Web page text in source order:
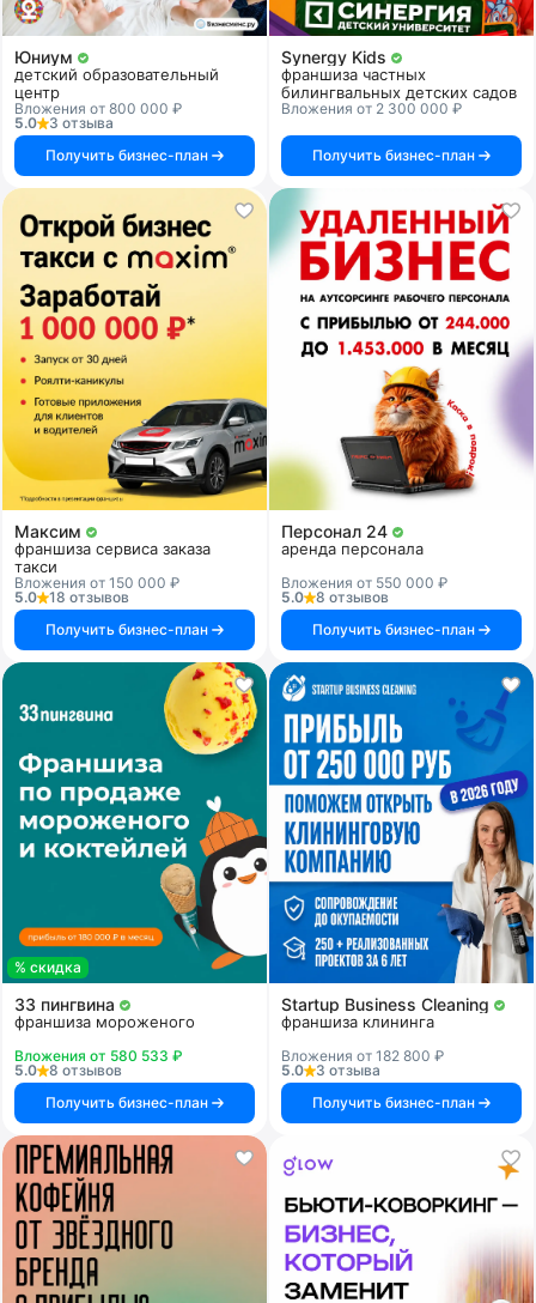
Юниум
детский образовательный
центр
Вложения от 800 000 ₽
5.0
3 отзыва
Получить бизнес-план
Synergy Kids
франшиза частных
билингвальных детских садов
Вложения от 2 300 000 ₽
Получить бизнес-план
Максим
франшиза сервиса заказа
такси
Вложения от 150 000 ₽
5.0
18 отзывов
Получить бизнес-план
Персонал 24
аренда персонала
Вложения от 550 000 ₽
5.0
8 отзывов
Получить бизнес-план
% скидка
33 пингвина
франшиза мороженого
Вложения от 580 533 ₽
5.0
8 отзывов
Получить бизнес-план
Startup Business Cleaning
франшиза клининга
Вложения от 182 800 ₽
5.0
3 отзыва
Получить бизнес-план